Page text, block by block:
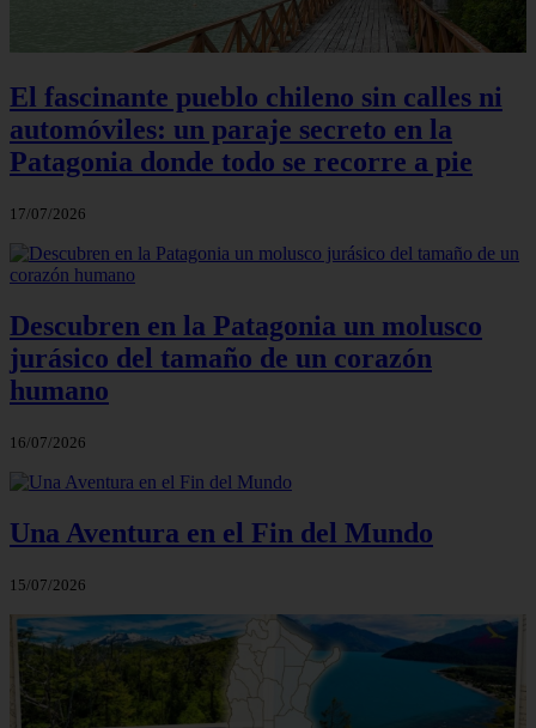
El fascinante pueblo chileno sin calles ni
automóviles: un paraje secreto en la
Patagonia donde todo se recorre a pie
17/07/2026
Descubren en la Patagonia un molusco
jurásico del tamaño de un corazón
humano
16/07/2026
Una Aventura en el Fin del Mundo
15/07/2026